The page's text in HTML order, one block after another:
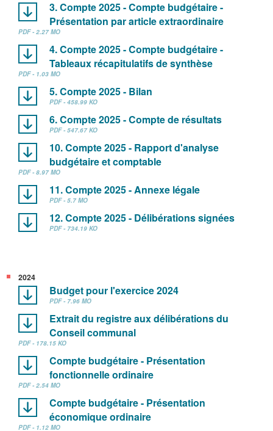
3. Compte 2025 - Compte budgétaire -
Présentation par article extraordinaire
PDF - 2.27 MO
4. Compte 2025 - Compte budgétaire -
Tableaux récapitulatifs de synthèse
PDF - 1.03 MO
5. Compte 2025 - Bilan
PDF - 458.99 KO
6. Compte 2025 - Compte de résultats
PDF - 547.67 KO
10. Compte 2025 - Rapport d'analyse
budgétaire et comptable
PDF - 8.97 MO
11. Compte 2025 - Annexe légale
PDF - 5.7 MO
12. Compte 2025 - Délibérations signées
PDF - 734.19 KO
2024
Budget pour l'exercice 2024
PDF - 7.96 MO
Extrait du registre aux délibérations du
Conseil communal
PDF - 178.15 KO
Compte budgétaire - Présentation
fonctionnelle ordinaire
PDF - 2.54 MO
Compte budgétaire - Présentation
économique ordinaire
PDF - 1.12 MO